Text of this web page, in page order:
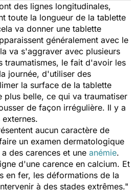
des lignes longitudinales,
toute la longueur de la tablette
va donner une tablette
généralement avec le
va s'aggraver avec plusieurs
traumatismes, le fait d'avoir les
journée, d'utiliser des
la surface de la tablette
plus belle, ce qui va traumatiser
de façon irrégulière. Il y a
aucun caractère de
un examen dermatologique
des carences et une anémie.
d'une carence en calcium. Et
en fer, les déformations de la
à des stades extrêmes."